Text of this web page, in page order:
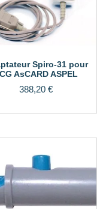
Spiro-31 pour
AsCARD ASPEL
388,20 €